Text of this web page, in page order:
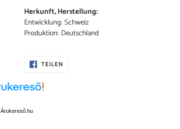
Herkunft, Herstellung:
Entwicklung: Schweiz
Produktion: Deutschland
TEILENAUF
FACEBOOK
Árukereső.hu